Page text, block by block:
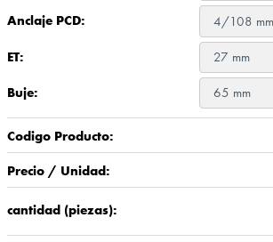
Anclaje PCD:
ET:
Buje:
Codigo Producto:
Precio / Unidad:
cantidad (piezas):